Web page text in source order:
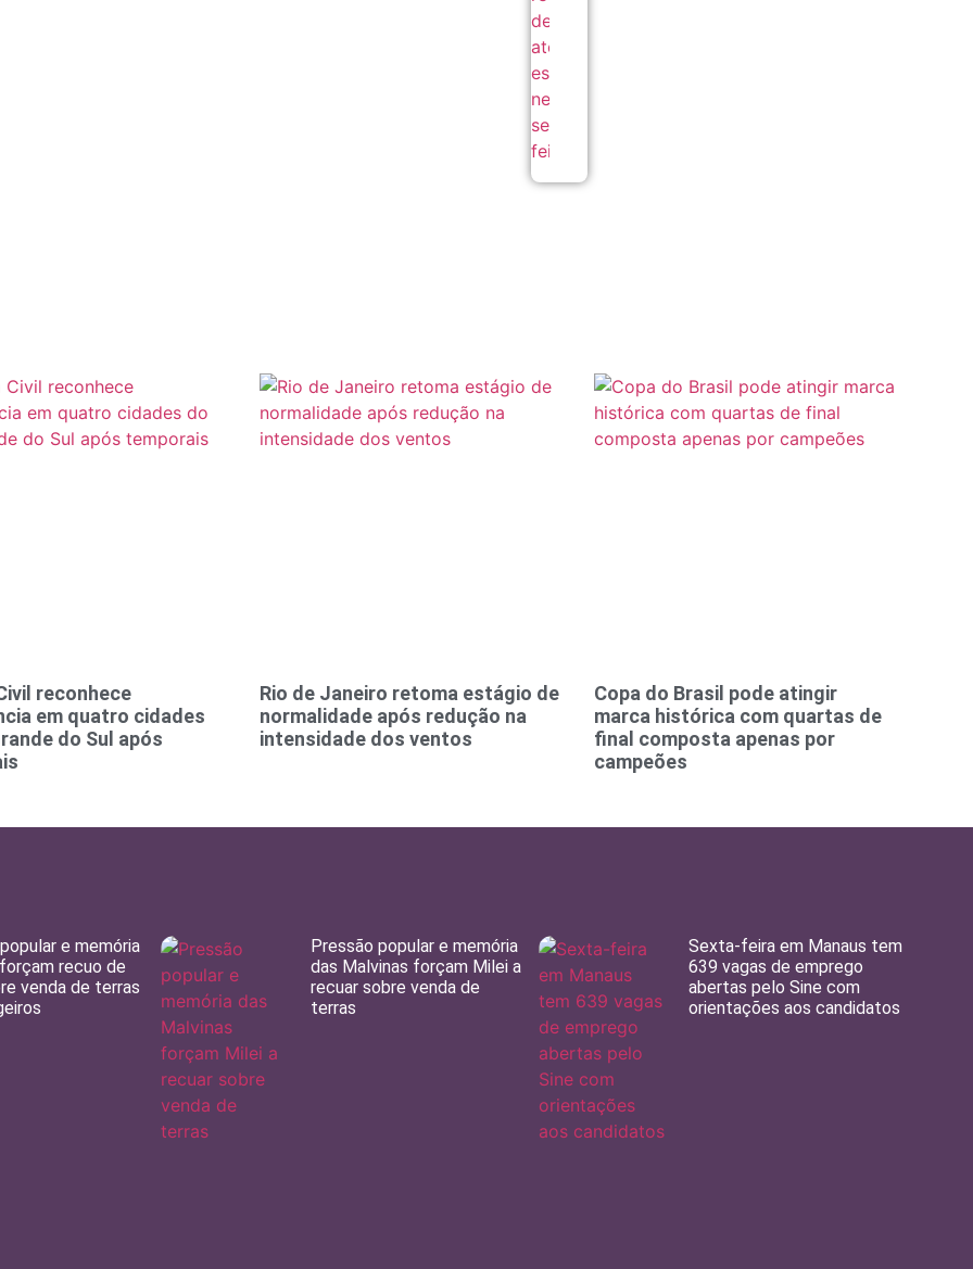
reconhece
em quatro cidades
do Sul após
Rio de Janeiro retoma estágio de
normalidade após redução na
intensidade dos ventos
Copa do Brasil pode atingir
marca histórica com quartas de
final composta apenas por
campeões
e memória
recuo de
venda de terras
Pressão popular e memória
das Malvinas forçam Milei a
recuar sobre venda de
terras
Sexta-feira em Manaus tem
639 vagas de emprego
abertas pelo Sine com
orientações aos candidatos